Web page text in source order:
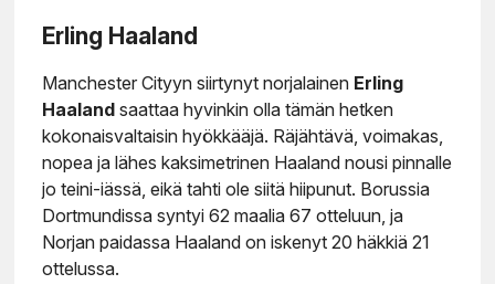
Erling Haaland
Manchester Cityyn siirtynyt norjalainen Erling
Haalandsaattaa hyvinkin olla tämän hetken
kokonaisvaltaisin hyökkääjä. Räjähtävä, voimakas,
nopea ja lähes kaksimetrinen Haaland nousi pinnalle
jo teini-iässä, eikä tahti ole siitä hiipunut. Borussia
Dortmundissa syntyi 62 maalia 67 otteluun, ja
Norjan paidassa Haaland on iskenyt 20 häkkiä 21
ottelussa.